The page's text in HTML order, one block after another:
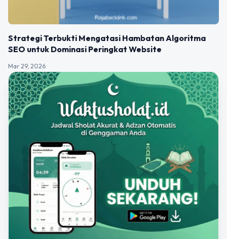
Strategi Terbukti Mengatasi Hambatan Algoritma
SEO untuk Dominasi Peringkat Website
Mar 29, 2026